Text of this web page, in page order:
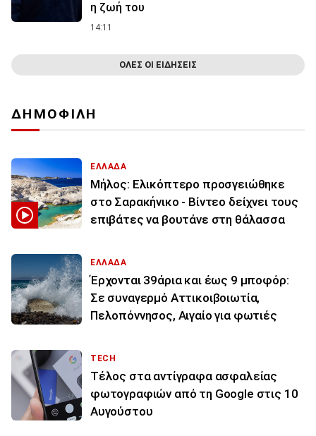
η ζωή του
14:11
ΟΛΕΣ ΟΙ ΕΙΔΗΣΕΙΣ
ΔΗΜΟΦΙΛΗ
ΕΛΛΑΔΑ
Μήλος: Ελικόπτερο προσγειώθηκε
στο Σαρακήνικο - Βίντεο δείχνει τους
επιβάτες να βουτάνε στη θάλασσα
ΕΛΛΑΔΑ
Έρχονται 39άρια και έως 9 μποφόρ:
Σε συναγερμό Αττικοιβοιωτία,
Πελοπόννησος, Αιγαίο για φωτιές
TECH
Τέλος στα αντίγραφα ασφαλείας
φωτογραφιών από τη Google στις 10
Αυγούστου